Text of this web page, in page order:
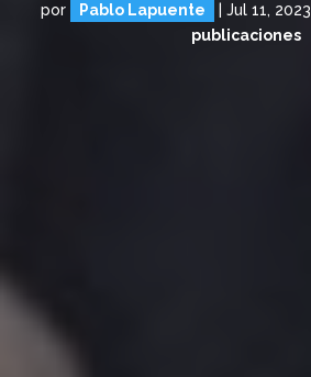
por Pablo Lapuente Jul 11, 2023
publicaciones